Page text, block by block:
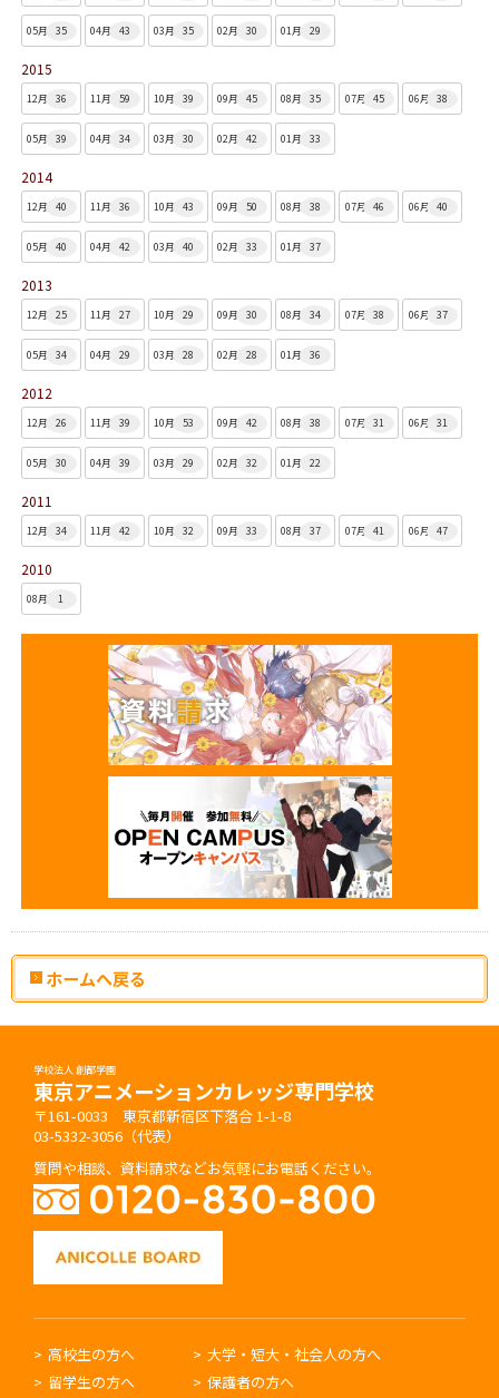
05月 35 04月 43 03月 35 02月 30 01月 29
2015
12月 36 11月 59 10月 39 09月 45 08月 35 07月 45 06月 38
05月 39 04月 34 03月 30 02月 42 01月 33
2014
12月 40 11月 36 10月 43 09月 50 08月 38 07月 46 06月 40
05月 40 04月 42 03月 40 02月 33 01月 37
2013
12月 25 11月 27 10月 29 09月 30 08月 34 07月 38 06月 37
05月 34 04月 29 03月 28 02月 28 01月 36
2012
12月 26 11月 39 10月 53 09月 42 08月 38 07月 31 06月 31
05月 30 04月 39 03月 29 02月 32 01月 22
2011
12月 34 11月 42 10月 32 09月 33 08月 37 07月 41 06月 47
2010
08月 1
ホームへ戻る
学校法人 創都学園
東京アニメーションカレッジ専門学校
〒161-0033 東京都新宿区下落合 1-1-8
03-5332-3056（代表）
質問や相談、資料請求などお気軽にお電話ください。
高校生の方へ
大学・短大・社会人の方へ
留学生の方へ
保護者の方へ